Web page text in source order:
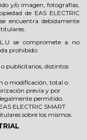
y/o imagen, fotografías,
de EAS ELECTRIC
encuentra debidamente
se compromete a no
prohibido:
o publicitarios, distintos
o modificación, total o
previa y por
permitido.
ELECTRIC SMART
sobre los mismos.